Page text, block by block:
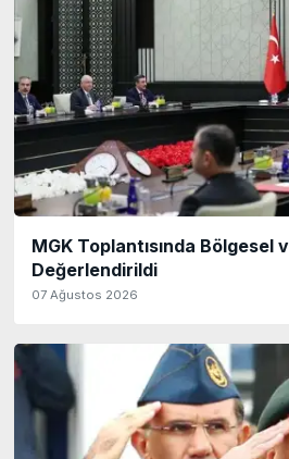
MGK Toplantısında Bölgesel
Değerlendirildi
07 Ağustos 2026